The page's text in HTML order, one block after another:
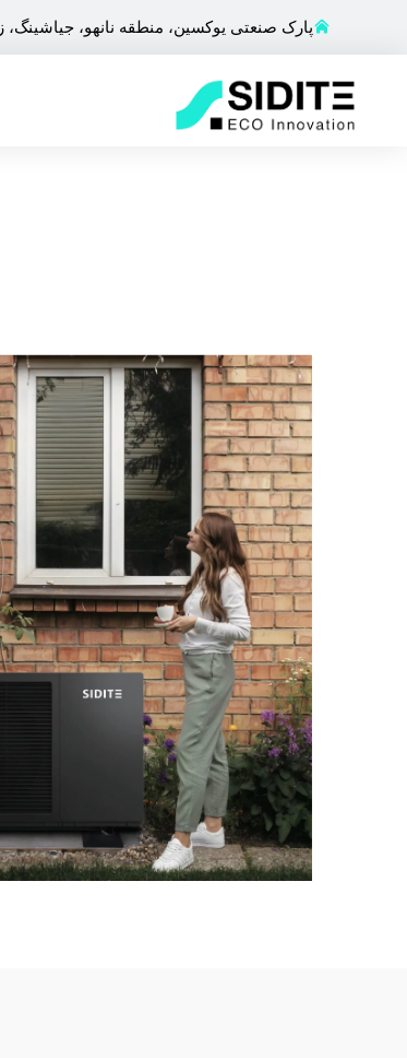
پارک صنعتی یوکسین، منطقه نانهو، جیاشینگ، زheجیانگ، چین